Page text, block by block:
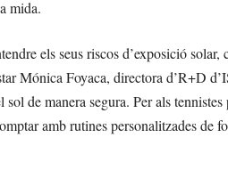
mida.
els seus riscos d’exposició solar,
Mónica Foyaca, directora d’R+D
de manera segura. Per als tennistes
amb rutines personalitzades de